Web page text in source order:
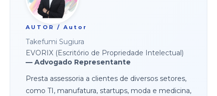
AUTOR / Autor
Takefumi Sugiura
EVORIX (Escritório de Propriedade Intelectual)
— Advogado Representante
Presta assessoria a clientes de diversos setores,
como TI, manufatura, startups, moda e medicina,